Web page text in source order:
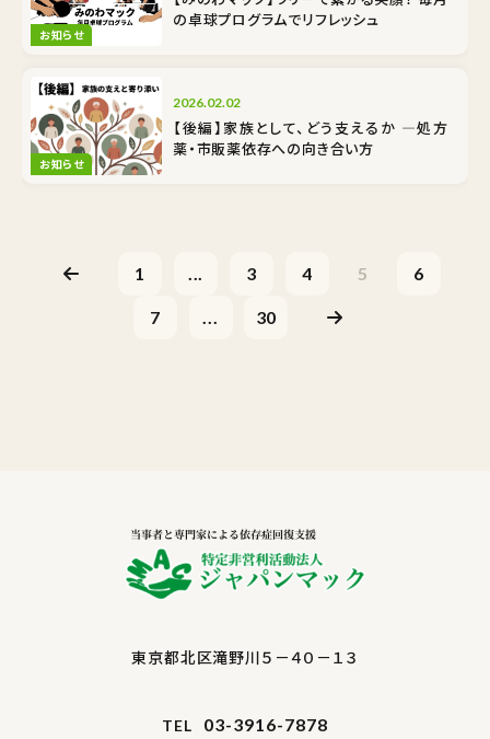
お知らせ
の卓球プログラムでリフレッシュ
お知らせ
2026.02.02
【後編】家族として、どう支えるか ―処方
薬・市販薬依存への向き合い方
1 ... 3 4 5 6
7 ... 30
東京都北区滝野川５－４０－１３
TEL 03-3916-7878